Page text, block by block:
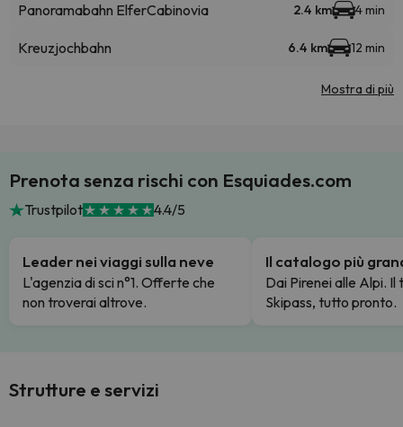
Panoramabahn ElferCabinovia 2.4 km 4 min
Kreuzjochbahn 6.4 km 12 min
Mostra di più
Prenota senza rischi con Esquiades.com
Trustpilot 4.4/5
Leader nei viaggi sulla neve
L'agenzia di sci n°1. Offerte che
non troverai altrove.
Il catalogo più
Dai Pirenei alle Alpi. Il
Skipass, tutto pronto.
Strutture e servizi